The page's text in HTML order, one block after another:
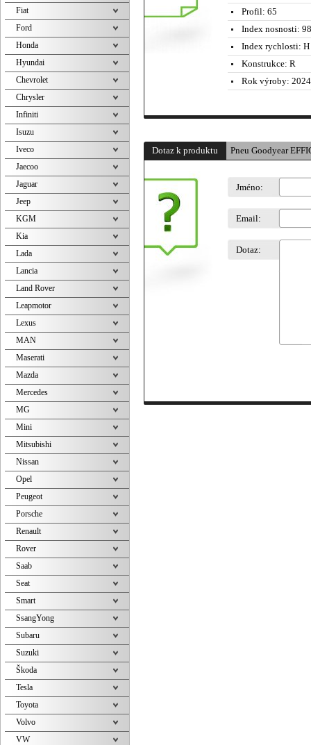
Profil: 65
Index nosnosti:
Index rychlosti:
Konstrukce: R
Rok výroby:
Dotaz k produktu Pneu Goodyear
Jméno:
Email:
Dotaz:
Fiat
Ford
Honda
Hyundai
Chevrolet
Chrysler
Infiniti
Isuzu
Iveco
Jaecoo
Jaguar
Jeep
KGM
Kia
Lada
Lancia
Land Rover
Leapmotor
Lexus
MAN
Maserati
Mazda
Mercedes
MG
Mini
Mitsubishi
Nissan
Opel
Peugeot
Porsche
Renault
Rover
Saab
Seat
Smart
SsangYong
Subaru
Suzuki
Škoda
Tesla
Toyota
Volvo
VW